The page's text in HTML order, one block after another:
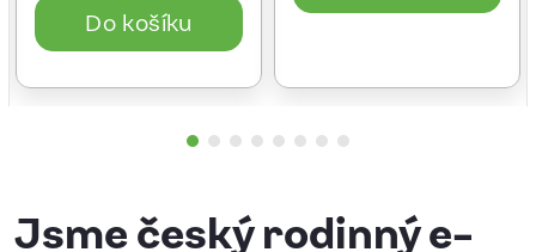
Do košíku
Jsme český rodinný e-